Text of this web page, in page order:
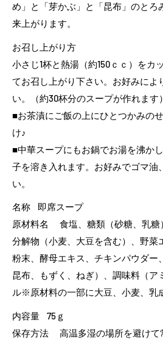
め」と「芽かぶ」と「昆布」のとろ
来上がります。
お召し上がり方
小さじ1杯と熱湯（約150ｃｃ）をカ
てお召し上がり下さい。お好みによ
い。（約30杯分のスープが作れます）
■お茶漬にご飯の上にひとつかみの
け♪
■中華スープにもお鍋でお湯を沸か
子を溶き入れます。お好みでゴマ油
い。
名称 即席スープ
原材料名 食塩、糖類（砂糖、乳糖
分解物（小麦、大豆を含む）、野菜
粉末、酵母エキス、チキンパウダー
昆布、もずく、ねぎ）、調味料（ア
ル※原材料の一部に大豆、小麦、乳
内容量 75ｇ
保存方法 高温多湿の場所を避けて